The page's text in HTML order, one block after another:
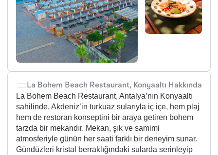
La Bohem Beach Restaurant, Konyaaltı Hakkında
La Bohem Beach Restaurant, Antalya’nın Konyaaltı
sahilinde, Akdeniz’in turkuaz sularıyla iç içe, hem plaj
hem de restoran konseptini bir araya getiren bohem
tarzda bir mekandır. Mekan, şık ve samimi
atmosferiyle günün her saati farklı bir deneyim sunar.
Gündüzleri kristal berraklığındaki sularda serinleyip